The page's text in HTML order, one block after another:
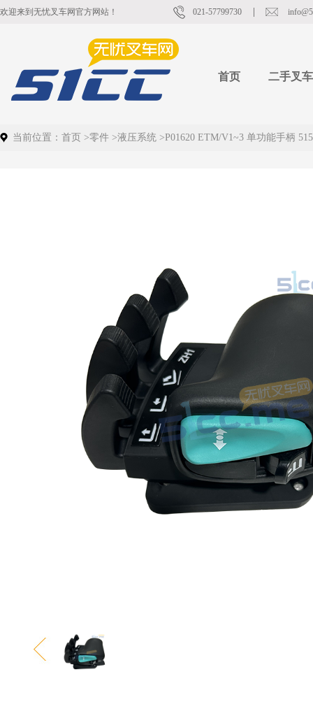
欢迎来到无忧叉车网官方网站！ 021-57799730
首页 二手叉车
当前位置： 首页 >零件 >液压系统 >P01620 ETM/V1~3 单功能手柄